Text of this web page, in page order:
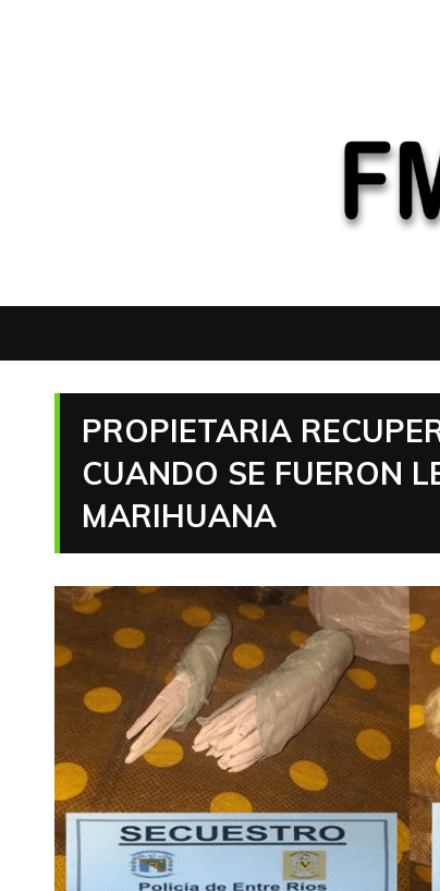
PROPIETARIA
CUANDO SE FUERON
MARIHUANA